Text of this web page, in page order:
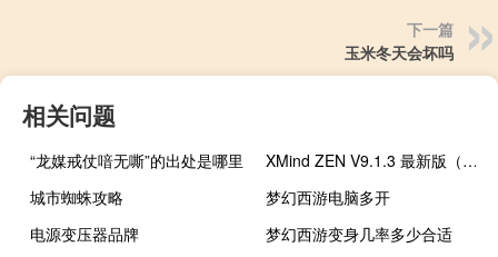
下一篇
玉米冬天会坏吗
相关问题
“龙媒戒仗喑无嘶”的出处是哪里
XMind ZEN V9.1.3 最新版（XMind ZEN V9.1.3 最新版功能简介）
城市蜘蛛攻略
梦幻西游电脑多开
电源变压器品牌
梦幻西游变身几率多少合适